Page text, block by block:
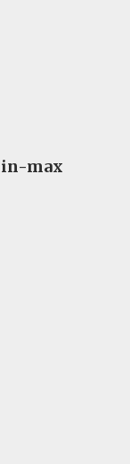
max